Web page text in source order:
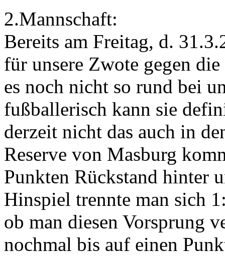
2.Mannschaft:
Bereits am Freitag, d.
für unsere Zwote gegen
es noch nicht so rund bei
fußballerisch kann sie
derzeit nicht das auch in
Reserve von Masburg
Punkten Rückstand hinter
Hinspiel trennte man sich
ob man diesen Vorsprung
nochmal bis auf einen